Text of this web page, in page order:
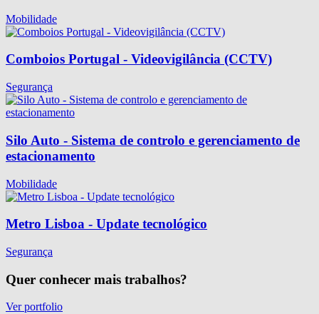
Mobilidade
Comboios Portugal - Videovigilância (CCTV)
Segurança
Silo Auto - Sistema de controlo e gerenciamento de
estacionamento
Mobilidade
Metro Lisboa - Update tecnológico
Segurança
Quer conhecer mais trabalhos?
Ver portfolio